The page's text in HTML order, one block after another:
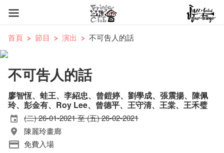
首頁 節目 演出 不可吿人的話
不可吿人的話
廖智恆、蛙王、李紹忠、曾鎧婷、劉學成、張震揚、陳佩
玲、彭金有、Roy Lee、曾德平、王守清、王棠、王禾璧
(二) 26-01-2021 至 (五) 26-02-2021
陳麗玲畫廊
免費入場